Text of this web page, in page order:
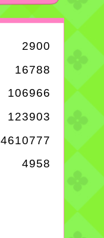
2900
16788
106966
123903
4610777
4958